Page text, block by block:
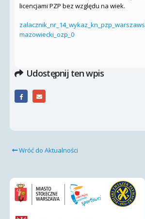
licencjami PZP bez względu na wiek.
mazowiecki_ozp_0
Udostępnij ten wpis
Wróć do Aktualności